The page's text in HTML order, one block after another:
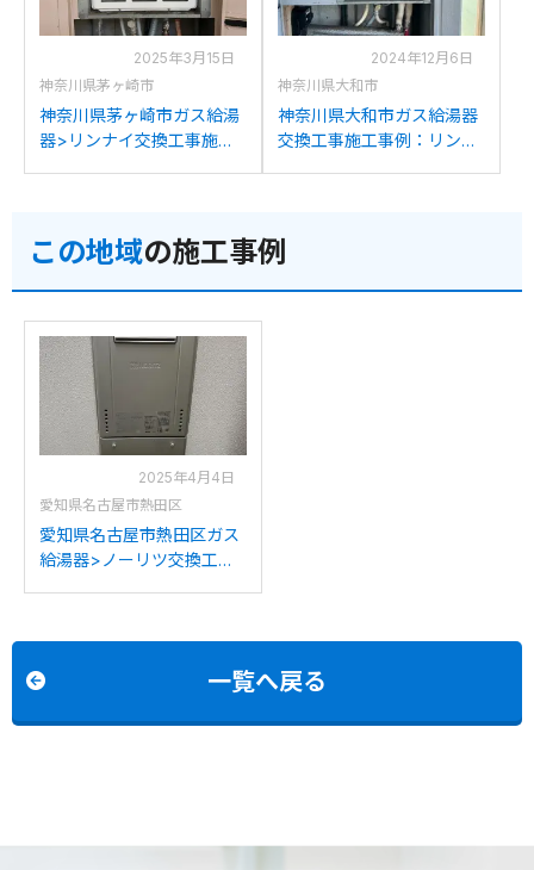
2025年3月15日
神奈川県茅ヶ崎市
神奈川県茅ヶ崎市ガス給湯
器>リンナイ交換工事施工
2024年12月6日
神奈川県大和市
神奈川県大和市ガス給湯器
交換工事施工事例：リンナ
この地域の施工事例
2025年4月4日
愛知県名古屋市熱田区
愛知県名古屋市熱田区ガス
給湯器>ノーリツ交換工事
一覧へ戻る